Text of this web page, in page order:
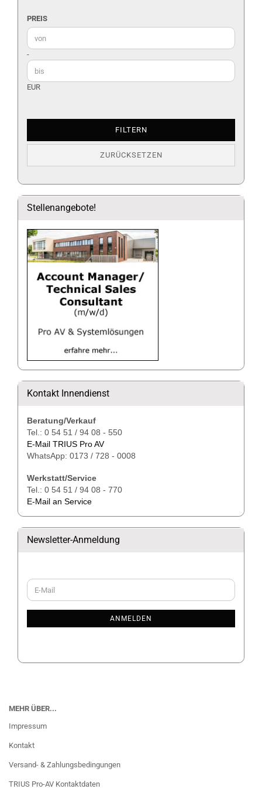
PREIS
PREIS
Preis bis
-
EUR
FILTERN
ZURÜCKSETZEN
Stellenangebote!
Kontakt Innendienst
Beratung/Verkauf
Tel.: 0 54 51 / 94 08 - 550
E-Mail TRIUS Pro AV
WhatsApp: 0173 / 728 - 0008
Werkstatt/Service
Tel.: 0 54 51 / 94 08 - 770
E-Mail an Service
Newsletter-Anmeldung
WEITER
ZUR
E-
Mail
ANMELDEN
MEHR ÜBER...
Impressum
Kontakt
Versand- & Zahlungsbedingungen
TRIUS Pro-AV Kontaktdaten